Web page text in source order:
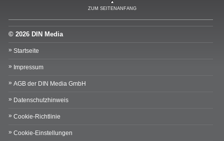
ZUM SEITENANFANG
© 2026 DIN Media
Startseite
Impressum
AGB der DIN Media GmbH
Datenschutzhinweis
Cookie-Richtlinie
Cookie-Einstellungen